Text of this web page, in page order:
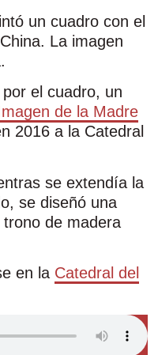
un cuadro con el
La imagen
el cuadro, un
de la Madre
2016 a la Catedral
se extendía la
se diseñó una
de madera
en la Catedral del